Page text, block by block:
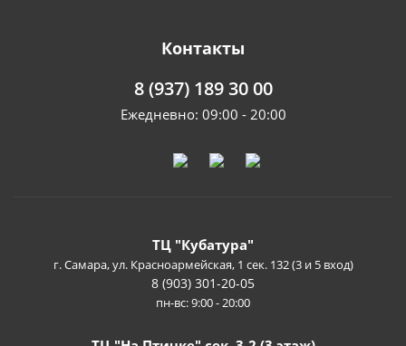
Контакты
8 (937) 189 30 00
Ежедневно: 09:00 - 20:00
ТЦ "Кубатура"
г. Самара, ул. Красноармейская, 1 сек. 132 (3 и 5 вход)
8 (903) 301-20-05
пн-вс: 9:00 - 20:00